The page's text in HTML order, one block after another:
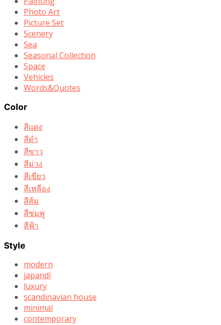
Photo Art
Picture Set
Scenery
Sea
Seasonal Collection
Space
Vehicles
Words&Quotes
Color
สีแดง
สีดำ
สีขาว
สีม่วง
สีเขียว
สีเหลือง
สีส้ม
สีชมพู
สีฟ้า
Style
modern
japandi
luxury
scandinavian house
minimal
contemporary